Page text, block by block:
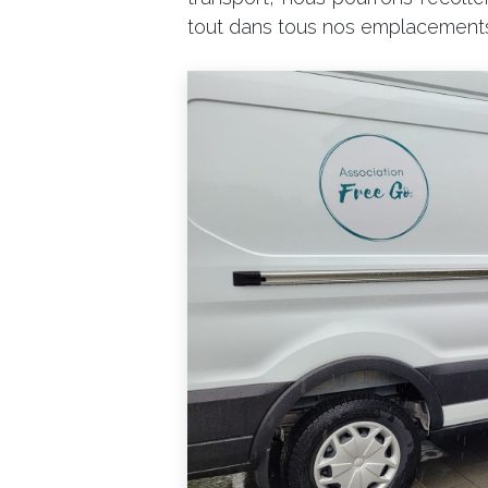
tout dans tous nos